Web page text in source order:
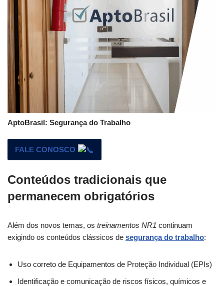
AptoBrasil: Segurança do Trabalho
FALE CONOSCO
Conteúdos tradicionais que
permanecem obrigatórios
Além dos novos temas, os treinamentos NR1 continuam
exigindo os conteúdos clássicos de segurança do trabalho:
Uso correto de Equipamentos de Proteção Individual (EPIs)
Identificação e comunicação de riscos físicos, químicos e